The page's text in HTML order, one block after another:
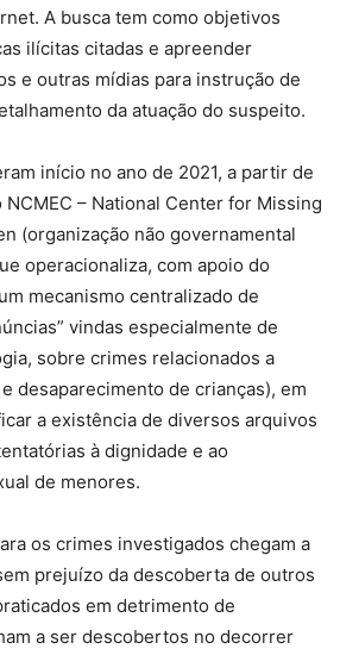
A busca tem como objetivos
ilícitas citadas e apreender
e outras mídias para instrução de
da atuação do suspeito.
início no ano de 2021, a partir de
– National Center for Missing
(organização não governamental
operacionaliza, com apoio do
mecanismo centralizado de
vindas especialmente de
sobre crimes relacionados a
desaparecimento de crianças), em
a existência de diversos arquivos
à dignidade e ao
de menores.
os crimes investigados chegam a
prejuízo da descoberta de outros
em detrimento de
a ser descobertos no decorrer